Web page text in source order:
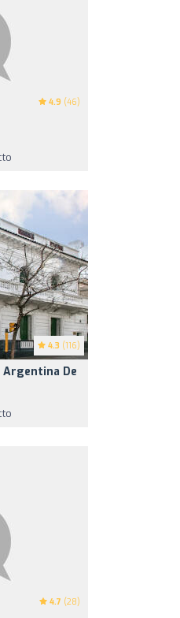
4.9 (46)
4.3 (116)
Argentina De
4.7 (28)